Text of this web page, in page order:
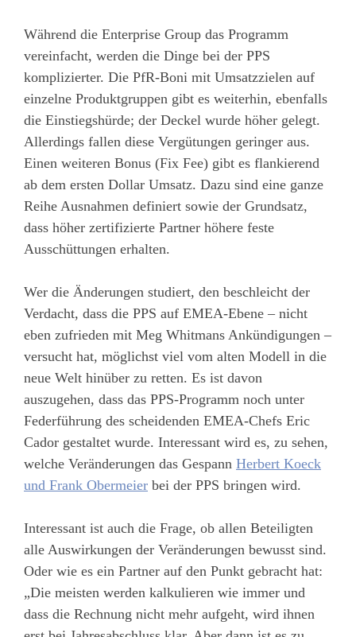
Während die Enterprise Group das Programm
vereinfacht, werden die Dinge bei der PPS
komplizierter. Die PfR-Boni mit Umsatzzielen auf
einzelne Produktgruppen gibt es weiterhin, ebenfalls
die Einstiegshürde; der Deckel wurde höher gelegt.
Allerdings fallen diese Vergütungen geringer aus.
Einen weiteren Bonus (Fix Fee) gibt es flankierend
ab dem ersten Dollar Umsatz. Dazu sind eine ganze
Reihe Ausnahmen definiert sowie der Grundsatz,
dass höher zertifizierte Partner höhere feste
Ausschüttungen erhalten.
Wer die Änderungen studiert, den beschleicht der
Verdacht, dass die PPS auf EMEA-Ebene – nicht
eben zufrieden mit Meg Whitmans Ankündigungen –
versucht hat, möglichst viel vom alten Modell in die
neue Welt hinüber zu retten. Es ist davon
auszugehen, dass das PPS-Programm noch unter
Federführung des scheidenden EMEA-Chefs Eric
Cador gestaltet wurde. Interessant wird es, zu sehen,
welche Veränderungen das Gespann Herbert Koeck
und Frank Obermeier bei der PPS bringen wird.
Interessant ist auch die Frage, ob allen Beteiligten
alle Auswirkungen der Veränderungen bewusst sind.
Oder wie es ein Partner auf den Punkt gebracht hat:
„Die meisten werden kalkulieren wie immer und
dass die Rechnung nicht mehr aufgeht, wird ihnen